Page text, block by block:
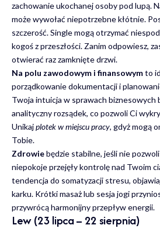
zachowanie ukochanej osoby pod lupą.
może wywołać niepotrzebne kłótnie.
szczerość. Single mogą otrzymać
kogoś z przeszłości. Zanim odpowiesz,
otwierać raz zamknięte drzwi.
Na polu zawodowym i finansowymto
porządkowanie dokumentacji i
Twoja intuicja w sprawach biznesowych
analityczny rozsądek, co pozwoli Ci
Unikajplotek w miejscu pracy, gdyż mogą
Tobie.
Zdrowiebędzie stabilne, jeśli nie
niepokoje przejęły kontrolę nad Twoim
tendencja do somatyzacji stresu,
karku. Krótki masaż lub sesja jogi
przywrócą harmonijny przepływ energii.
Lew (23 lipca – 22 sierpnia)